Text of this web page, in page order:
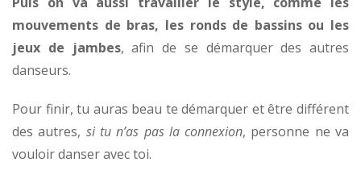
mouvements de bras, les ronds de bassins ou les
jeux de jambes, afin de se démarquer des autres
danseurs.
Pour finir, tu auras beau te démarquer et être différent
des autres, si tu n’as pas la connexion, personne ne va
vouloir danser avec toi.